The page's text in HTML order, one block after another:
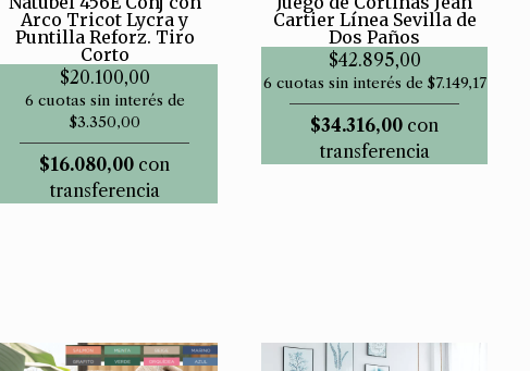
Arco Tricot Lycra y
Puntilla Reforz. Tiro
Corto
$20.100,00
6 cuotas sin interés de
$3.350,00
$16.080,00 con
transferencia
Cartier Línea Sevilla de
Dos Paños
$42.895,00
6 cuotas sin interés de $7.149,17
$34.316,00 con
transferencia